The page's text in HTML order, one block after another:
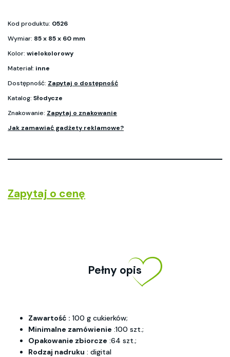
Kod produktu: 0526
Wymiar: 85 x 85 x 60 mm
Kolor: wielokolorowy
Materiał: inne
Dostępność: Zapytaj o dostępność
Katalog: Słodycze
Znakowanie: Zapytaj o znakowanie
Jak zamawiać gadżety reklamowe?
Zapytaj o cenę
Pełny opis
Zawartość : 100 g cukierków;
Minimalne zamówienie :100 szt.;
Opakowanie zbiorcze :64 szt.;
Rodzaj nadruku : digital